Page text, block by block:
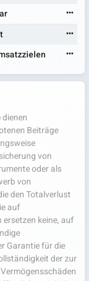
Beiträge
von
oder als
von
den Totalverlust
auf
keine, auf
Garantie für die
der zur